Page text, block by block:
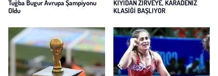
Tuğba Bugur Avrupa Şampiyonu
Oldu
KIYIDAN ZİRVEYE, KARADENİZ
KLASİĞİ BAŞLIYOR